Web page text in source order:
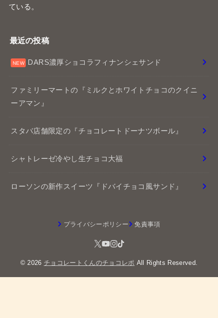
ている。
最近の投稿
DARS濃厚ショコラフィナンシェサンド
ファミリーマートの『ミルクとホワイトチョコのクイニ
ーアマン』
スタバ店舗限定の『チョコレートドーナツボール』
シャトレーゼ冷やし生チョコ大福
ローソンの新作スイーツ『ドバイチョコ風サンド』
プライバシーポリシー 免責事項
© 2026 チョコレートくんのチョコレポ All Rights Reserved.